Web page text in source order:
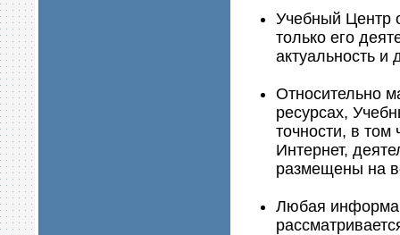
Учебный Центр
только его
актуальность и
Относительно
ресурсах,
точности, в том
Интернет,
размещены на
Любая